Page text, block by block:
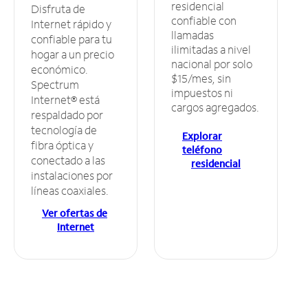
Disfruta de
Internet rápido y
confiable para tu
hogar a un precio
económico.
Spectrum
Internet® está
respaldado por
tecnología de
fibra óptica y
conectado a las
instalaciones por
líneas coaxiales.
Ver ofertas de
Internet
residencial
confiable con
llamadas
ilimitadas a nivel
nacional por solo
$15/mes, sin
impuestos ni
cargos agregados.
Explorar
teléfono
residencial